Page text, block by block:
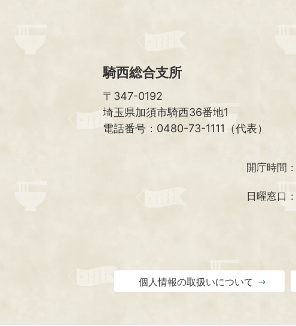
騎西総合支所
〒347-0192
埼玉県加須市騎西36番地1
電話番号：0480-73-1111（代表）
開庁時間：
日曜窓口：
個人情報の取扱いについて